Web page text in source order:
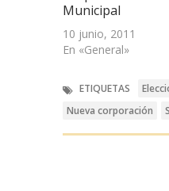
Municipal
10 junio, 2011
En «General»
ETIQUETAS
Nueva corporación